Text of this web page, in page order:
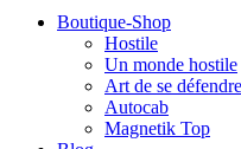
Boutique-Shop
Hostile
Un monde hostile
Art de se
Autocab
Magnetik Top